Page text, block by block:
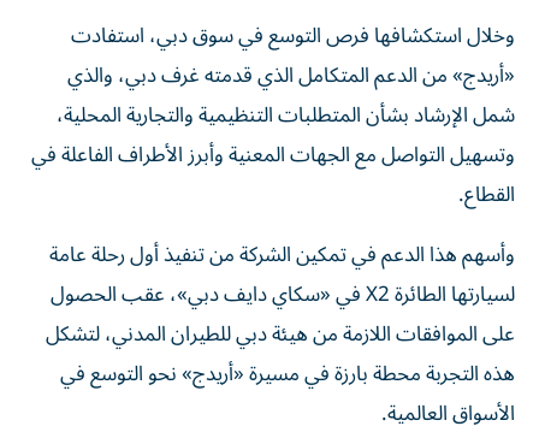
وخلال استكشافها فرص التوسع في سوق دبي، استفادت
«أريدج» من الدعم المتكامل الذي قدمته غرف دبي، والذي
شمل الإرشاد بشأن المتطلبات التنظيمية والتجارية المحلية،
وتسهيل التواصل مع الجهات المعنية وأبرز الأطراف الفاعلة في
القطاع.
وأسهم هذا الدعم في تمكين الشركة من تنفيذ أول رحلة عامة
لسيارتها الطائرة X2 في «سكاي دايف دبي»، عقب الحصول
على الموافقات اللازمة من هيئة دبي للطيران المدني، لتشكل
هذه التجربة محطة بارزة في مسيرة «أريدج» نحو التوسع في
الأسواق العالمية.